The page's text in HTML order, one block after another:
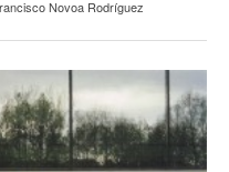
Novoa Rodríguez